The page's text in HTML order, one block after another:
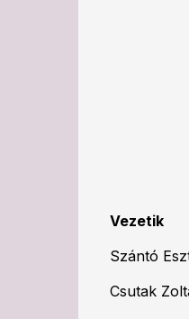
Vezetik
Szántó
Csutak